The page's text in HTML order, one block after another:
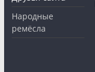
Народные
ремёсла